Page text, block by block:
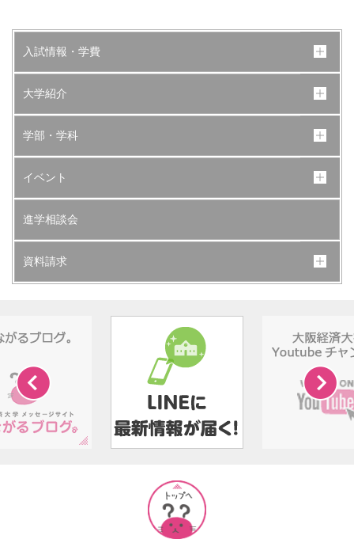
入試情報・学費
大学紹介
学部・学科
イベント
進学相談会
資料請求